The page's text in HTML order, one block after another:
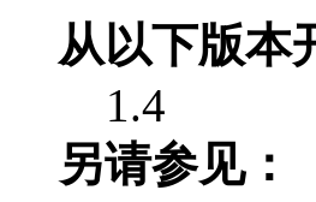
从以下版本
1.4
另请参见：